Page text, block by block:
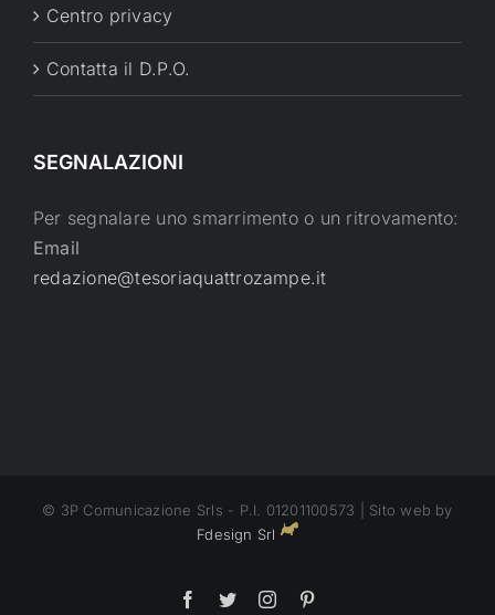
Centro privacy
Contatta il D.P.O.
SEGNALAZIONI
Per segnalare uno smarrimento o un ritrovamento:
Email
redazione@tesoriaquattrozampe.it
© 3P Comunicazione Srls - P.I. 01201100573 | Sito web by
Fdesign Srl
Facebook
TwitterInstagram